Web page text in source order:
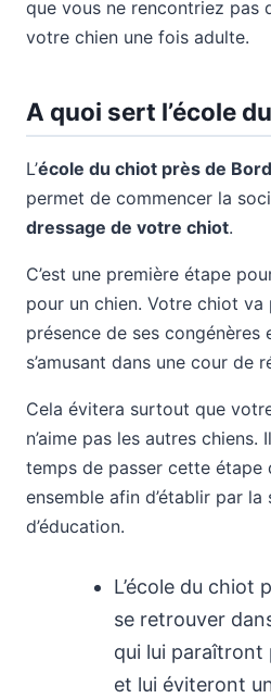
que vous ne rencontriez pas
votre chien une fois adulte.
A quoi sert l’école
L’école du chiot près de
permet de commencer la
dressage de votre chiot.
C’est une première étape
pour un chien. Votre chiot va
présence de ses congénères
s’amusant dans une cour de
Cela évitera surtout que
n’aime pas les autres chiens.
temps de passer cette étape
ensemble afin d’établir par la
d’éducation.
L’école du chiot
se retrouver
qui lui paraîtront
et lui éviteront